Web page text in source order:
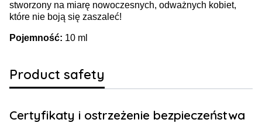
stworzony na miarę nowoczesnych, odważnych kobiet,
które nie boją się zaszaleć!
Pojemność: 10 ml
Product safety
Certyfikaty i ostrzeżenie bezpieczeństwa